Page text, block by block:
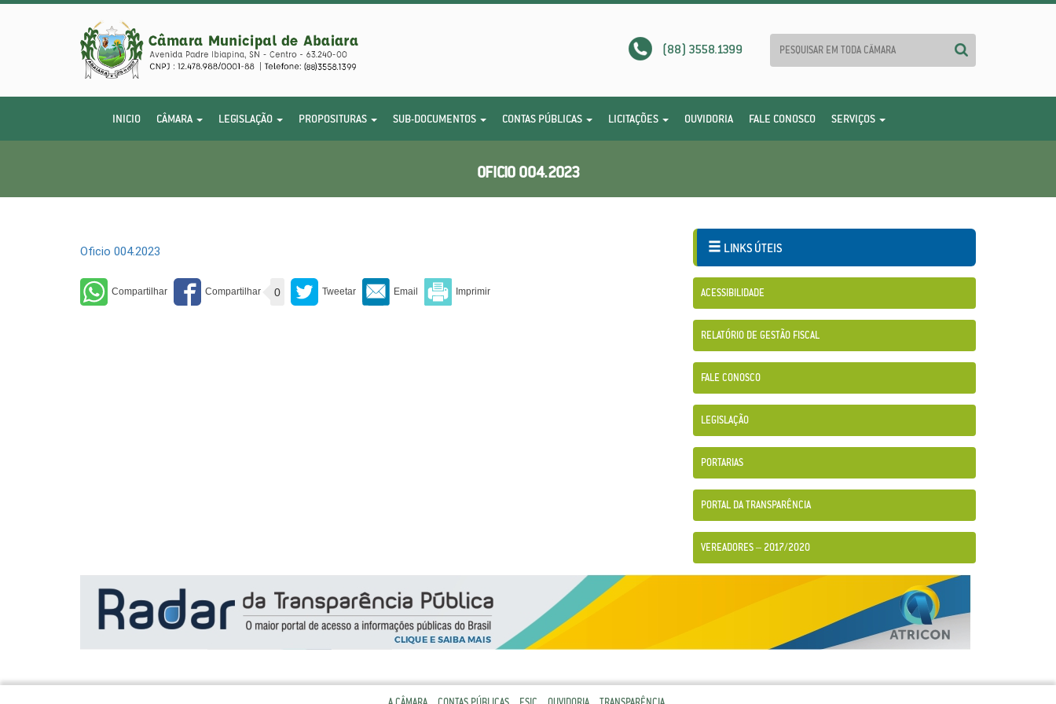
(88) 3558.1399
INICIO CÂMARA LEGISLAÇÃO PROPOSITURAS SUB-DOCUMENTOS CONTAS PÚBLICAS LICITAÇÕES OUVIDORIA FALE CONOSCO SERVIÇOS
OFICIO 004.2023
Oficio 004.2023
0
LINKS ÚTEIS
ACESSIBILIDADE
RELATÓRIO DE GESTÃO FISCAL
FALE CONOSCO
LEGISLAÇÃO
PORTARIAS
PORTAL DA TRANSPARÊNCIA
VEREADORES – 2017/2020